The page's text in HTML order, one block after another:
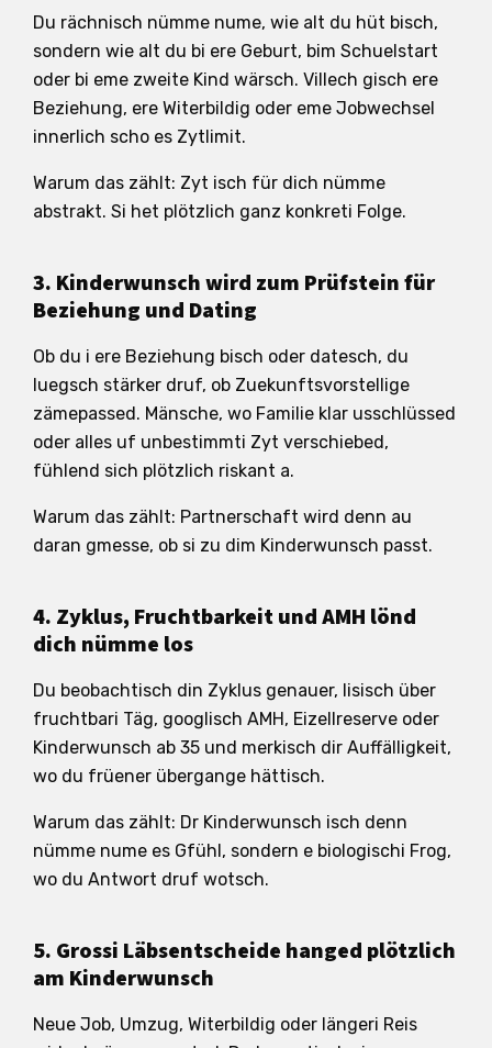
Du rächnisch nümme nume, wie alt du hüt bisch,
sondern wie alt du bi ere Geburt, bim Schuelstart
oder bi eme zweite Kind wärsch. Villech gisch ere
Beziehung, ere Witerbildig oder eme Jobwechsel
innerlich scho es Zytlimit.
Warum das zählt: Zyt isch für dich nümme
abstrakt. Si het plötzlich ganz konkreti Folge.
3. Kinderwunsch wird zum Prüfstein für
Beziehung und Dating
Ob du i ere Beziehung bisch oder datesch, du
luegsch stärker druf, ob Zuekunftsvorstellige
zämepassed. Mänsche, wo Familie klar usschlüssed
oder alles uf unbestimmti Zyt verschiebed,
fühlend sich plötzlich riskant a.
Warum das zählt: Partnerschaft wird denn au
daran gmesse, ob si zu dim Kinderwunsch passt.
4. Zyklus, Fruchtbarkeit und AMH lönd
dich nümme los
Du beobachtisch din Zyklus genauer, lisisch über
fruchtbari Täg, googlisch AMH, Eizellreserve oder
Kinderwunsch ab 35 und merkisch dir Auffälligkeit,
wo du früener übergange hättisch.
Warum das zählt: Dr Kinderwunsch isch denn
nümme nume es Gfühl, sondern e biologischi Frog,
wo du Antwort druf wotsch.
5. Grossi Läbsentscheide hanged plötzlich
am Kinderwunsch
Neue Job, Umzug, Witerbildig oder längeri Reis